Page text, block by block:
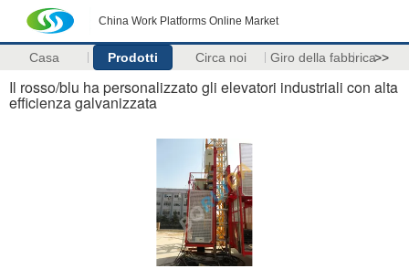
China Work Platforms Online Market
Casa Prodotti Circa noi Giro della fabbrica>>
Il rosso/blu ha personalizzato gli elevatori industriali con alta
efficienza galvanizzata